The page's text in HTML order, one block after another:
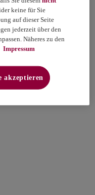
keine für Sie
auf dieser Seite
jederzeit über den
Näheres zu den
Impressum
akzeptieren